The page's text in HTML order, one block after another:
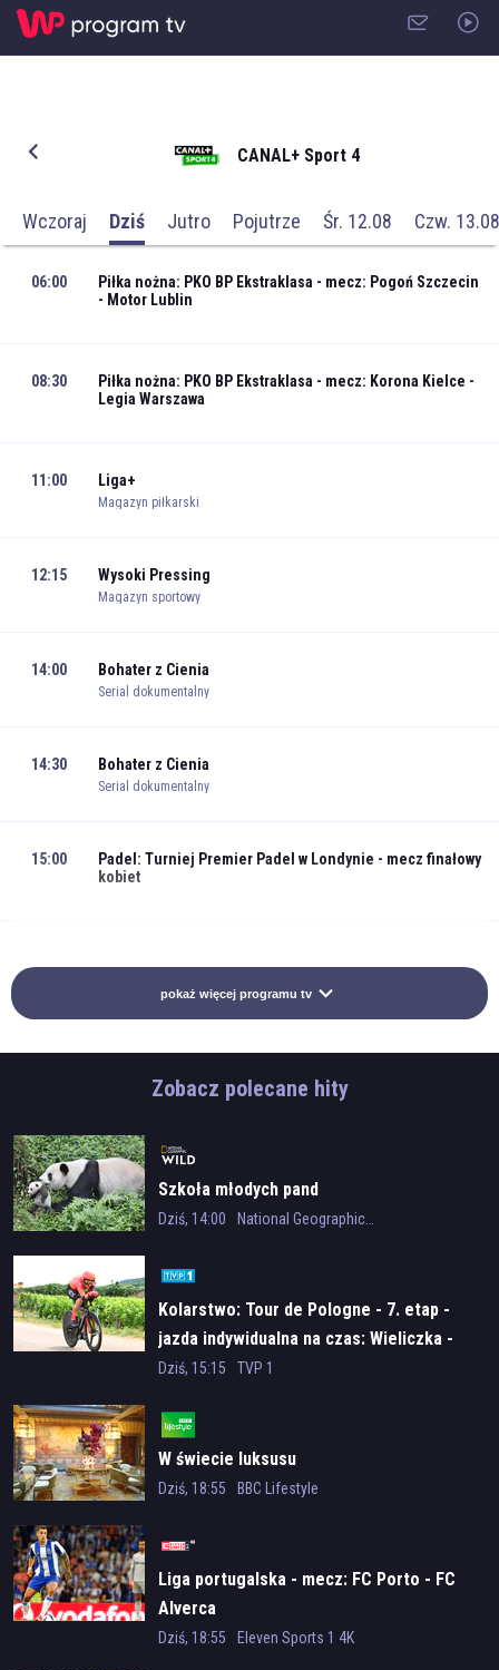
CANAL+ Sport 4
Wczoraj Dziś Jutro Pojutrze Śr. 12.08 Czw. 13.08
06:00
Piłka nożna: PKO BP Ekstraklasa - mecz: Pogoń Szczecin
- Motor Lublin
08:30
Piłka nożna: PKO BP Ekstraklasa - mecz: Korona Kielce -
Legia Warszawa
11:00 Liga+
Magazyn piłkarski
12:15 Wysoki Pressing
Magazyn sportowy
14:00 Bohater z Cienia
Serial dokumentalny
14:30 Bohater z Cienia
Serial dokumentalny
15:00
Padel: Turniej Premier Padel w Londynie - mecz finałowy
kobiet
pokaż więcej programu tv
Zobacz polecane hity
Szkoła młodych pand
Dziś, 14:00
Kolarstwo: Tour de Pologne - 7. etap -
jazda indywidualna na czas: Wieliczka -
Wieliczka
Dziś, 15:15 TVP 1
W świecie luksusu
Dziś, 18:55 BBC Lifestyle
Liga portugalska - mecz: FC Porto - FC
Alverca
Dziś, 18:55 Eleven Sports 1 4K